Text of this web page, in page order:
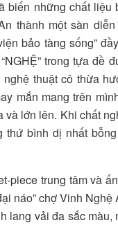
biến những chất liệu
thành một sàn
bảo tàng sống”
trong tựa đề
thuật cô thừa
mắn mang trên
và lớn lên. Khi chất
thứ bình dị nhất
piece trung tâm và
náo” chợ Vinh
lang vải đa sắc màu,